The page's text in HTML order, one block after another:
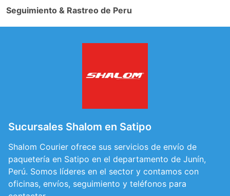
Seguimiento & Rastreo de Peru
Sucursales Shalom en Satipo
Shalom Courier ofrece sus servicios de envío de
paquetería en Satipo en el departamento de Junín,
Perú. Somos líderes en el sector y contamos con
oficinas, envíos, seguimiento y teléfonos para